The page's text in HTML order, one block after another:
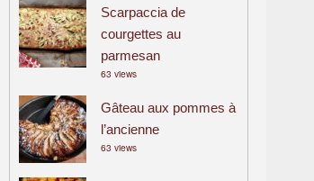
Scarpaccia de
courgettes au
parmesan
63 views
Gâteau aux pommes à
l’ancienne
63 views